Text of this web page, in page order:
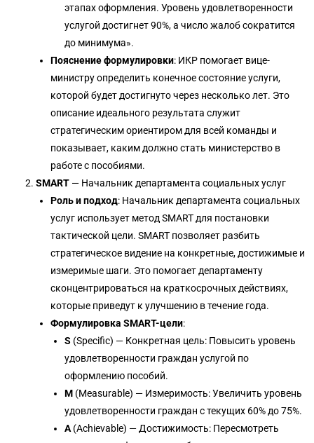
этапах оформления. Уровень удовлетворенности
услугой достигнет 90%, а число жалоб сократится
до минимума».
Пояснение формулировки: ИКР помогает вице-
министру определить конечное состояние услуги,
которой будет достигнуто через несколько лет. Это
описание идеального результата служит
стратегическим ориентиром для всей команды и
показывает, каким должно стать министерство в
работе с пособиями.
SMART — Начальник департамента социальных услуг
Роль и подход: Начальник департамента социальных
услуг использует метод SMART для постановки
тактической цели. SMART позволяет разбить
стратегическое видение на конкретные, достижимые и
измеримые шаги. Это помогает департаменту
сконцентрироваться на краткосрочных действиях,
которые приведут к улучшению в течение года.
Формулировка SMART-цели:
S (Specific) — Конкретная цель: Повысить уровень
удовлетворенности граждан услугой по
оформлению пособий.
M (Measurable) — Измеримость: Увеличить уровень
удовлетворенности граждан с текущих 60% до 75%.
A (Achievable) — Достижимость: Пересмотреть